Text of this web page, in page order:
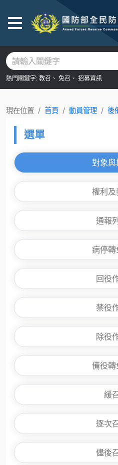
熱門關鍵字: 教召、 免召、 招募資訊
現在位置 首頁 動員管理 後
選單
對象與
權利及
通報
病停轉
回役
禁役
除役
備役轉
緩
逐次
儘後